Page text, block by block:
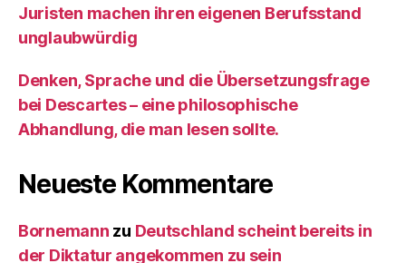
Juristen machen ihren eigenen Berufsstand
unglaubwürdig
Denken, Sprache und die Übersetzungsfrage
bei Descartes – eine philosophische
Abhandlung, die man lesen sollte.
Neueste Kommentare
Bornemann zu Deutschland scheint bereits in
der Diktatur angekommen zu sein